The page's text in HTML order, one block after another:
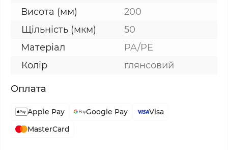
Висота (мм)
200
Щільність (мкм)
50
Матеріал
PA/PE
Колір
глянсовий
Оплата
Apple Pay Google Pay
Visa
MasterCard